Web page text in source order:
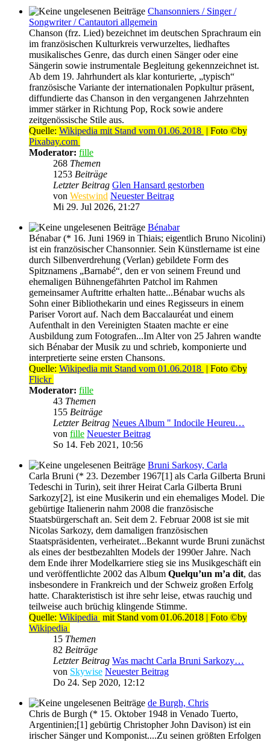
Chansonniers / Singer /
Songwriter / Cantautori allgemein
Chanson (frz. Lied) bezeichnet im deutschen Sprachraum ein
im französischen Kulturkreis verwurzeltes, liedhaftes
musikalisches Genre, das durch einen Sänger oder eine
Sängerin sowie instrumentale Begleitung gekennzeichnet ist.
Ab dem 19. Jahrhundert als klar konturierte, „typisch“
französische Variante der internationalen Popkultur präsent,
diffundierte das Chanson in den vergangenen Jahrzehnten
immer stärker in Richtung Pop, Rock sowie andere
zeitgenössische Stile aus.
Quelle: Wikipedia mit Stand vom 01.06.2018 | Foto ©by
Pixabay.com
Moderator: fille
268 Themen
1253 Beiträge
Letzter Beitrag Glen Hansard gestorben
von Westwind Neuester Beitrag
Mi 29. Jul 2026, 21:27
Bénabar
Bénabar (* 16. Juni 1969 in Thiais; eigentlich Bruno Nicolini)
ist ein französischer Chansonnier. Sein Künstlername ist eine
durch Silbenverdrehung (Verlan) gebildete Form des
Spitznamens „Barnabé“, den er von seinem Freund und
ehemaligen Bühnengefährten Patchol im Rahmen
gemeinsamer Auftritte erhalten hatte...Bénabar wuchs als
Sohn einer Bibliothekarin und eines Regisseurs in einem
Pariser Vorort auf. Nach dem Baccalauréat und einem
Aufenthalt in den Vereinigten Staaten machte er eine
Ausbildung zum Fotografen...Im Alter von 25 Jahren wandte
sich Bénabar der Musik zu und schrieb, komponierte und
interpretierte seine ersten Chansons.
Quelle: Wikipedia mit Stand vom 01.06.2018 | Foto ©by
Flickr
Moderator: fille
43 Themen
155 Beiträge
Letzter Beitrag Neues Album " Indocile Heureu…
von fille Neuester Beitrag
So 14. Feb 2021, 10:56
Bruni Sarkosy, Carla
Carla Bruni (* 23. Dezember 1967[1] als Carla Gilberta Bruni
Tedeschi in Turin), seit ihrer Heirat Carla Gilberta Bruni
Sarkozy[2], ist eine Musikerin und ein ehemaliges Model. Die
gebürtige Italienerin nahm 2008 die französische
Staatsbürgerschaft an. Seit dem 2. Februar 2008 ist sie mit
Nicolas Sarkozy, dem damaligen französischen
Staatspräsidenten, verheiratet...Bekannt wurde Bruni zunächst
als eines der bestbezahlten Models der 1990er Jahre. Nach
dem Ende ihrer Modelkarriere stieg sie ins Musikgeschäft ein
und veröffentlichte 2002 das Album Quelqu’un m’a dit, das
insbesondere in Frankreich und der Schweiz großen Erfolg
hatte. Charakteristisch ist ihre sehr leise, etwas rauchig und
teilweise auch brüchig klingende Stimme.
Quelle: Wikipedia mit Stand vom 01.06.2018 | Foto ©by
Wikipedia
15 Themen
82 Beiträge
Letzter Beitrag Was macht Carla Bruni Sarkozy…
von Skywise Neuester Beitrag
Do 24. Sep 2020, 12:12
de Burgh, Chris
Chris de Burgh (* 15. Oktober 1948 in Venado Tuerto,
Argentinien;[1] gebürtig Christopher John Davison) ist ein
irischer Sänger und Komponist....Zu seinen größten Erfolgen